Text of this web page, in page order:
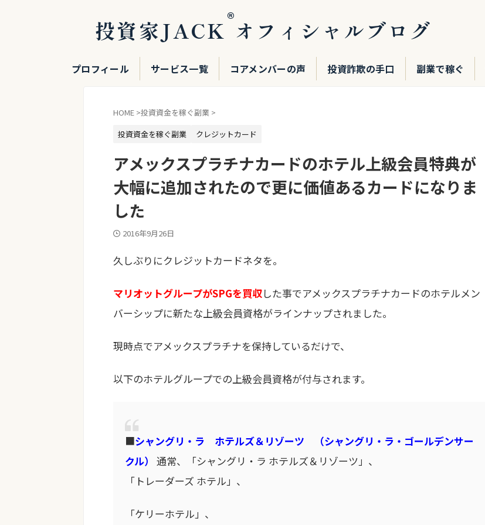
投資家JACK®オフィシャルブログ
プロフィール サービス一覧 コアメンバーの声 投資詐欺の手口 副業で稼ぐ
HOME >投資資金を稼ぐ副業 >
投資資金を稼ぐ副業
クレジットカード
アメックスプラチナカードのホテル上級会員特典が
大幅に追加されたので更に価値あるカードになりま
した
2016年9月26日
久しぶりにクレジットカードネタを。
マリオットグループがSPGを買収した事でアメックスプラチナカードのホテルメン
バーシップに新たな上級会員資格がラインナップされました。
現時点でアメックスプラチナを保持しているだけで、
以下のホテルグループでの上級会員資格が付与されます。
■シャングリ・ラ ホテルズ＆リゾーツ （シャングリ・ラ・ゴールデンサー
クル） 通常、「シャングリ・ラ ホテルズ＆リゾーツ」、
「トレーダーズ ホテル」、
「ケリーホテル」、